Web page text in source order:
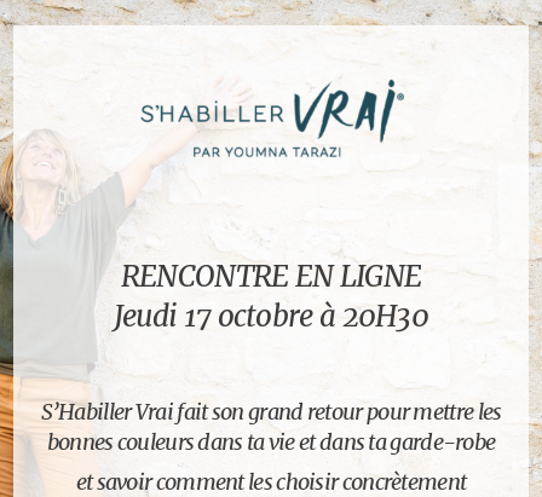
RENCONTRE EN LIGNE
Jeudi 17 octobre à 20H30
S’Habiller Vrai fait son grand retour pour mettre les
bonnes couleurs dans ta vie et dans ta garde-robe
et savoir comment les choisir concrètement